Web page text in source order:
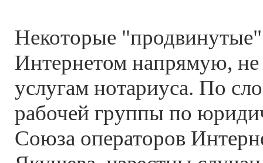
Некоторые
Интернетом напрямую, не
услугам нотариуса. По
рабочей группы по
Союза операторов